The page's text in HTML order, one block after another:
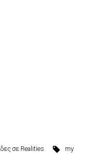
σε Realities
my